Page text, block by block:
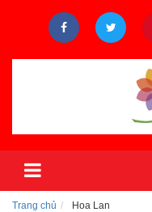
Trang chủ Hoa Lan